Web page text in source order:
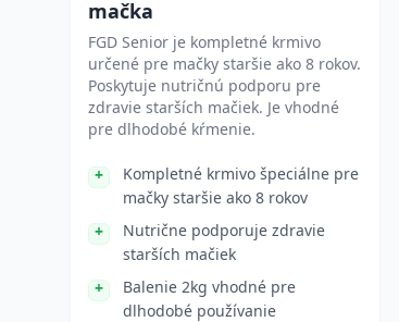
mačka
FGD Senior je kompletné krmivo
určené pre mačky staršie ako 8 rokov.
Poskytuje nutričnú podporu pre
zdravie starších mačiek. Je vhodné
pre dlhodobé kŕmenie.
Kompletné krmivo špeciálne pre
mačky staršie ako 8 rokov
Nutrične podporuje zdravie
starších mačiek
Balenie 2kg vhodné pre
dlhodobé používanie